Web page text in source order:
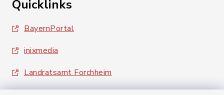
Quicklinks
BayernPortal
inixmedia
Landratsamt Forchheim